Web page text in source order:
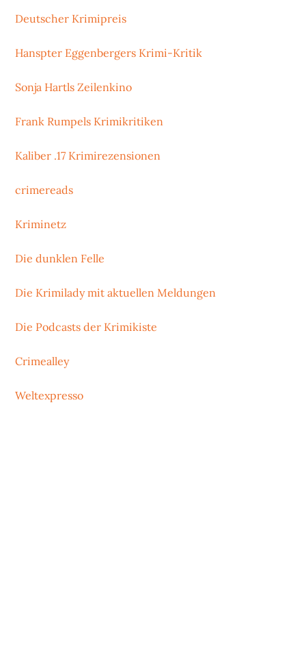
Deutscher Krimipreis
Hanspter Eggenbergers Krimi-Kritik
Sonja Hartls Zeilenkino
Frank Rumpels Krimikritiken
Kaliber .17 Krimirezensionen
crimereads
Kriminetz
Die dunklen Felle
Die Krimilady mit aktuellen Meldungen
Die Podcasts der Krimikiste
Crimealley
Weltexpresso